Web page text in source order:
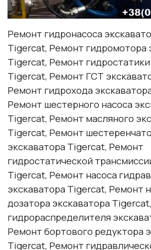
Ремонт гидронасоса
Tigercat, Ремонт гидромотора
Tigercat, Ремонт
Tigercat, Ремонт ГСТ
Ремонт гидрохода
Ремонт шестерного насоса
Tigercat, Ремонт масляного
Tigercat, Ремонт
экскаватора Tigercat, Ремонт
гидростатической
Tigercat, Ремонт насоса
экскаватора Tigercat, Ремонт
дозатора экскаватора
гидрораспределителя
Ремонт бортового редуктора
Tigercat, Ремонт